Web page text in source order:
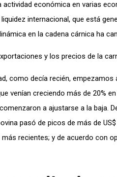
actividad económica en varias
internacional, que está
en la cadena cárnica ha
y los precios de la
como decía recién,
venían creciendo más de 20%
a ajustarse a la baja.
pasó de picos de más de
recientes; y de acuerdo con